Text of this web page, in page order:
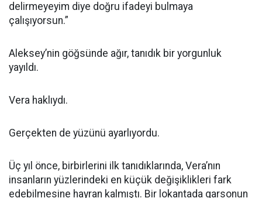
delirmeyeyim diye doğru ifadeyi bulmaya
çalışıyorsun.”
Aleksey’nin göğsünde ağır, tanıdık bir yorgunluk
yayıldı.
Vera haklıydı.
Gerçekten de yüzünü ayarlıyordu.
Üç yıl önce, birbirlerini ilk tanıdıklarında, Vera’nın
insanların yüzlerindeki en küçük değişiklikleri fark
edebilmesine hayran kalmıştı. Bir lokantada garsonun